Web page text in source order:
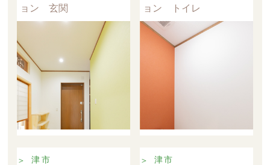
ョン 玄関
ョン トイレ
津市 津市